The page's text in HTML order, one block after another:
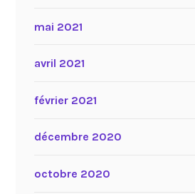
mai 2021
avril 2021
février 2021
décembre 2020
octobre 2020